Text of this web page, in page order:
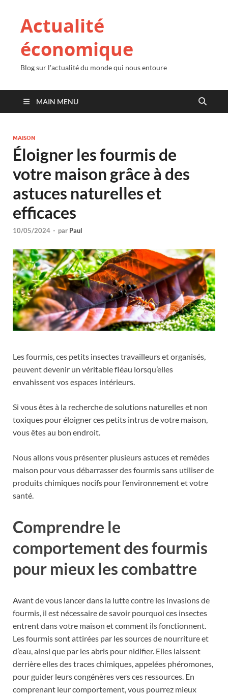
Actualité
économique
Blog sur l'actualité du monde qui nous entoure
MAIN MENU
MAISON
Éloigner les fourmis de
votre maison grâce à des
astuces naturelles et
efficaces
10/05/2024 - par Paul
Les fourmis, ces petits insectes travailleurs et organisés,
peuvent devenir un véritable fléau lorsqu’elles
envahissent vos espaces intérieurs.
Si vous êtes à la recherche de solutions naturelles et non
toxiques pour éloigner ces petits intrus de votre maison,
vous êtes au bon endroit.
Nous allons vous présenter plusieurs astuces et remèdes
maison pour vous débarrasser des fourmis sans utiliser de
produits chimiques nocifs pour l’environnement et votre
santé.
Comprendre le
comportement des fourmis
pour mieux les combattre
Avant de vous lancer dans la lutte contre les invasions de
fourmis, il est nécessaire de savoir pourquoi ces insectes
entrent dans votre maison et comment ils fonctionnent.
Les fourmis sont attirées par les sources de nourriture et
d’eau, ainsi que par les abris pour nidifier. Elles laissent
derrière elles des traces chimiques, appelées phéromones,
pour guider leurs congénères vers ces ressources. En
comprenant leur comportement, vous pourrez mieux